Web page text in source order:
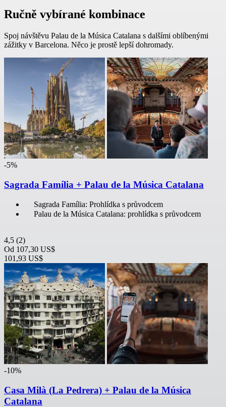
Ručně vybírané kombinace
Spoj návštěvu Palau de la Música Catalana s dalšími oblíbenými
zážitky v Barcelona. Něco je prostě lepší dohromady.
-5%
Sagrada Família + Palau de la Música Catalana
Sagrada Família: Prohlídka s průvodcem
Palau de la Música Catalana: prohlídka s průvodcem
4,5 (2)
Od 107,30 US$
101,93 US$
-10%
Casa Milà (La Pedrera) + Palau de la Música
Catalana